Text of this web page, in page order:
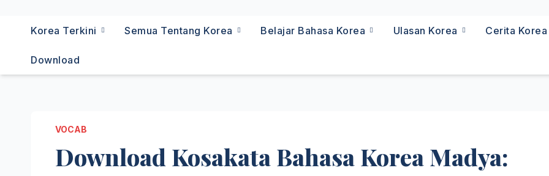
Korea Terkini Semua Tentang Korea Belajar Bahasa Korea Ulasan Korea Cerita
Download
VOCAB
Download Kosakata Bahasa Korea Madya: